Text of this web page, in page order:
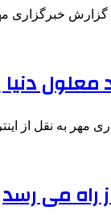
معلول
از اینترستینگ انجینرینگ،
راه می رسد